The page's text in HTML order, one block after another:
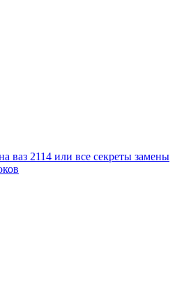
ваз 2114 или все секреты замены